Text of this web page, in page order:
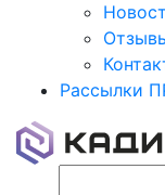
Рассылки